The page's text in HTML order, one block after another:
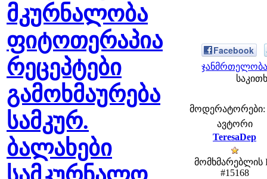
მკურნალობა
ფიტოთერაპია
რეცეპტები
გამოხმაურება
სამკურ.
ბალახები
Facebook
მოდერატორები:
ავტორი
TeresaDep
მომხმარებლის
#15168